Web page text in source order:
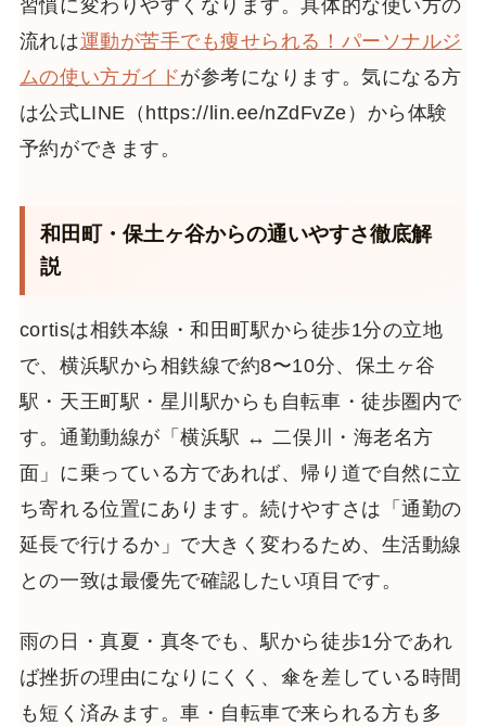
習慣に変わりやすくなります。具体的な使い方の
流れは運動が苦手でも痩せられる！パーソナルジ
ムの使い方ガイドが参考になります。気になる方
は公式LINE（https://lin.ee/nZdFvZe）から体験
予約ができます。
和田町・保土ヶ谷からの通いやすさ徹底解
説
cortisは相鉄本線・和田町駅から徒歩1分の立地
で、横浜駅から相鉄線で約8〜10分、保土ヶ谷
駅・天王町駅・星川駅からも自転車・徒歩圏内で
す。通勤動線が「横浜駅 ↔ 二俣川・海老名方
面」に乗っている方であれば、帰り道で自然に立
ち寄れる位置にあります。続けやすさは「通勤の
延長で行けるか」で大きく変わるため、生活動線
との一致は最優先で確認したい項目です。
雨の日・真夏・真冬でも、駅から徒歩1分であれ
ば挫折の理由になりにくく、傘を差している時間
も短く済みます。車・自転車で来られる方も多